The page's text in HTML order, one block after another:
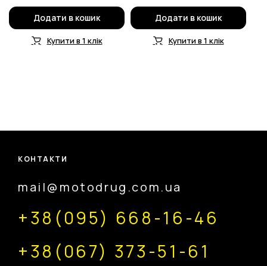
Додати в кошик
Купити в 1 клік
Додати в кошик
Купити в 1 клік
КОНТАКТИ
mail@motodrug.com.ua
+38(095) 668-16-46
+38(067) 373-51-61